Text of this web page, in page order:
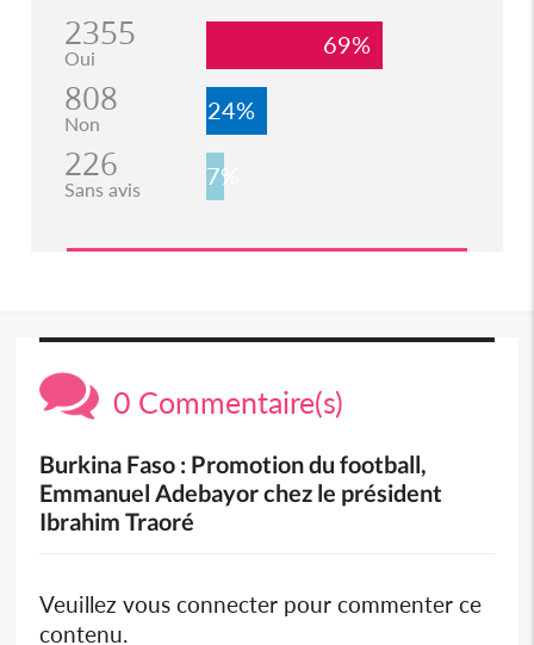
2355
Oui 69%
808
Non 24%
226
Sans avis 7%
0 Commentaire(s)
Burkina Faso : Promotion du football,
Emmanuel Adebayor chez le président
Ibrahim Traoré
Veuillez vous connecter pour commenter ce
contenu.